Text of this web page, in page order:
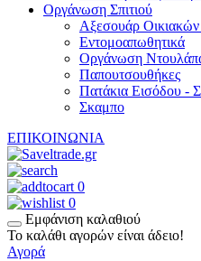
Οργάνωση Σπιτιού
Αξεσουάρ
Εντομοαπωθητικά
Οργάνωση
Παπουτσουθήκες
Πατάκια Εισόδου -
Σκαμπο
ΕΠΙΚΟΙΝΩΝΙΑ
0
0
Εμφάνιση καλαθιού
Το καλάθι αγορών είναι άδειο!
Αγορά